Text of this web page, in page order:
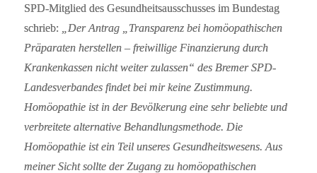
SPD-Mitglied des Gesundheitsausschusses im Bundestag
schrieb:
„Der Antrag „Transparenz bei homöopathischen
Präparaten herstellen – freiwillige Finanzierung durch
Krankenkassen nicht weiter zulassen“ des Bremer SPD-
Landesverbandes findet bei mir keine Zustimmung.
Homöopathie ist in der Bevölkerung eine sehr beliebte und
verbreitete alternative Behandlungsmethode. Die
Homöopathie ist ein Teil unseres Gesundheitswesens. Aus
meiner Sicht sollte der Zugang zu homöopathischen